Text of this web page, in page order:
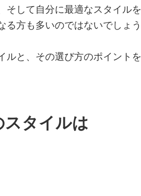
そして自分に最適なスタイルを
る方も多いのではないでしょう
ルと、その選び方のポイントを
スタイルは